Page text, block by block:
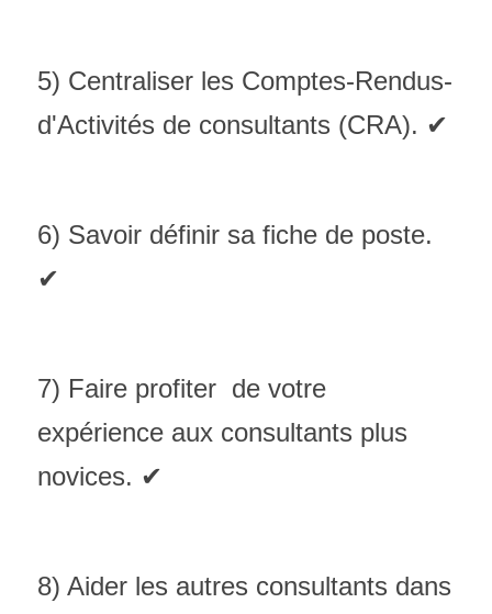
5) Centraliser les Comptes-Rendus-
d'Activités de consultants (CRA). ✔
6) Savoir définir sa fiche de poste.
✔
7) Faire profiter  de votre
expérience aux consultants plus
novices. ✔
8) Aider les autres consultants dans